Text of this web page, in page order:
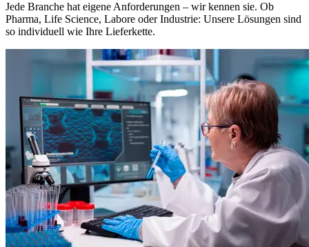
Jede Branche hat eigene Anforderungen – wir kennen sie. Ob
Pharma, Life Science, Labore oder Industrie: Unsere Lösungen sind
so individuell wie Ihre Lieferkette.